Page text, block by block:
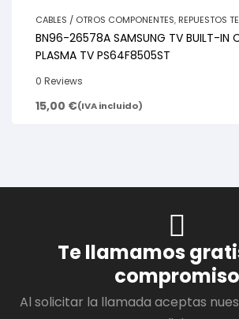
CABLES / OTROS COMPONENTES, REPUESTOS
BN96-26578A SAMSUNG TV BUILT-IN
PLASMA TV PS64F8505ST
0 Reviews
15,00 €(IVA incluido)
Te llamamos
compromiso
Al solicitar la llamada aceptas